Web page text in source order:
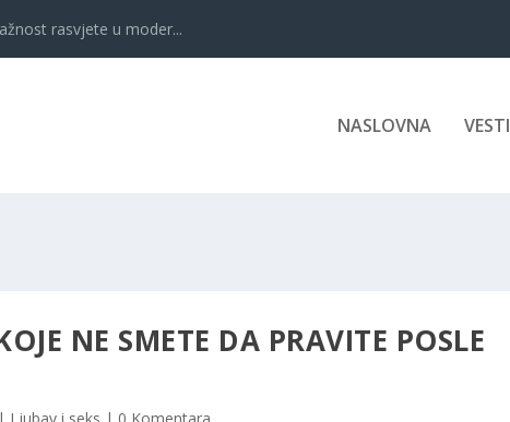
rasvjete u moder...
NASLOVNA VESTI
NE SMETE DA PRAVITE POSLE